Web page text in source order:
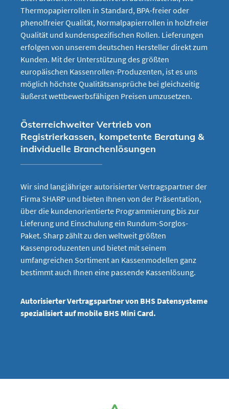
Thermopapierrollen in Standard, BPA-freier oder
phenolfreier Qualität, Normalpapierrollen in holzfreier
Qualität und kundenspezifischen Rollen. Lieferungen
erfolgen von unserem deutschen Hersteller direkt zum
Kunden. Mit der Unterstützung des größten
europäischen Kassenrollen-Produzenten, ist es uns
möglich höchste Qualitätsansprüche bei gleichzeitig
äußerst wettbewerbsfähigen Preisen umzusetzen.
Österreichweiter Vertrieb von
Registrierkassen, kompetente Beratung &
individuelle Branchenlösungen
Wir sind langjähriger autorisierter Vertragspartner der
Firma SHARP und bieten Ihnen von der Präsentation,
über die kundenorientierte Programmierung bis zur
Lieferung und Einschulung ein Rundum-Sorglos-
Paket. Sharp zählt zu den weltweit größten
Kassenproduzenten und bietet mit seinem
umfangreichen Sortiment an Kassenmodellen ganz
bestimmt auch Ihnen eine passende Kassenlösung.
Autorisierter Vertragspartner von BHS Datensysteme
spezialisiert auf mobile BHS Mini Card.